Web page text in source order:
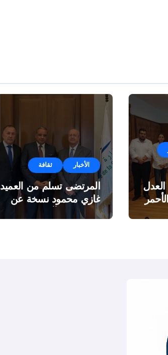
العدل
الأخبار ثقافة
المرتضى تسلم من العميد
غازي محمود نسخة عن
اطروحته “الآفاق المالية